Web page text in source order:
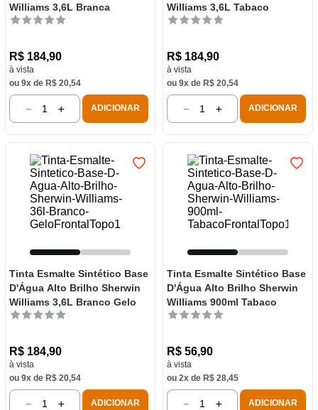
Williams 3,6L Branca
R$ 184,90
à vista
ou 9x de R$ 20,54
＋
－ ADICIONAR
Williams 3,6L Tabaco
R$ 184,90
à vista
ou 9x de R$ 20,54
＋
－ ADICIONAR
Tinta Esmalte Sintético Base
D'Água Alto Brilho Sherwin
Williams 3,6L Branco Gelo
R$ 184,90
à vista
ou 9x de R$ 20,54
＋
－ ADICIONAR
Tinta Esmalte Sintético Base
D'Água Alto Brilho Sherwin
Williams 900ml Tabaco
R$ 56,90
à vista
ou 2x de R$ 28,45
＋
－ ADICIONAR